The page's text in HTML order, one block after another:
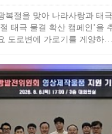
복절을 맞아 나라사랑과 태
태극 물결 확산 캠페인’을
도로변에 가로기를 게양하…